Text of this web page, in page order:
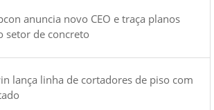
anuncia novo CEO e traça planos
setor de concreto
lança linha de cortadores de piso com